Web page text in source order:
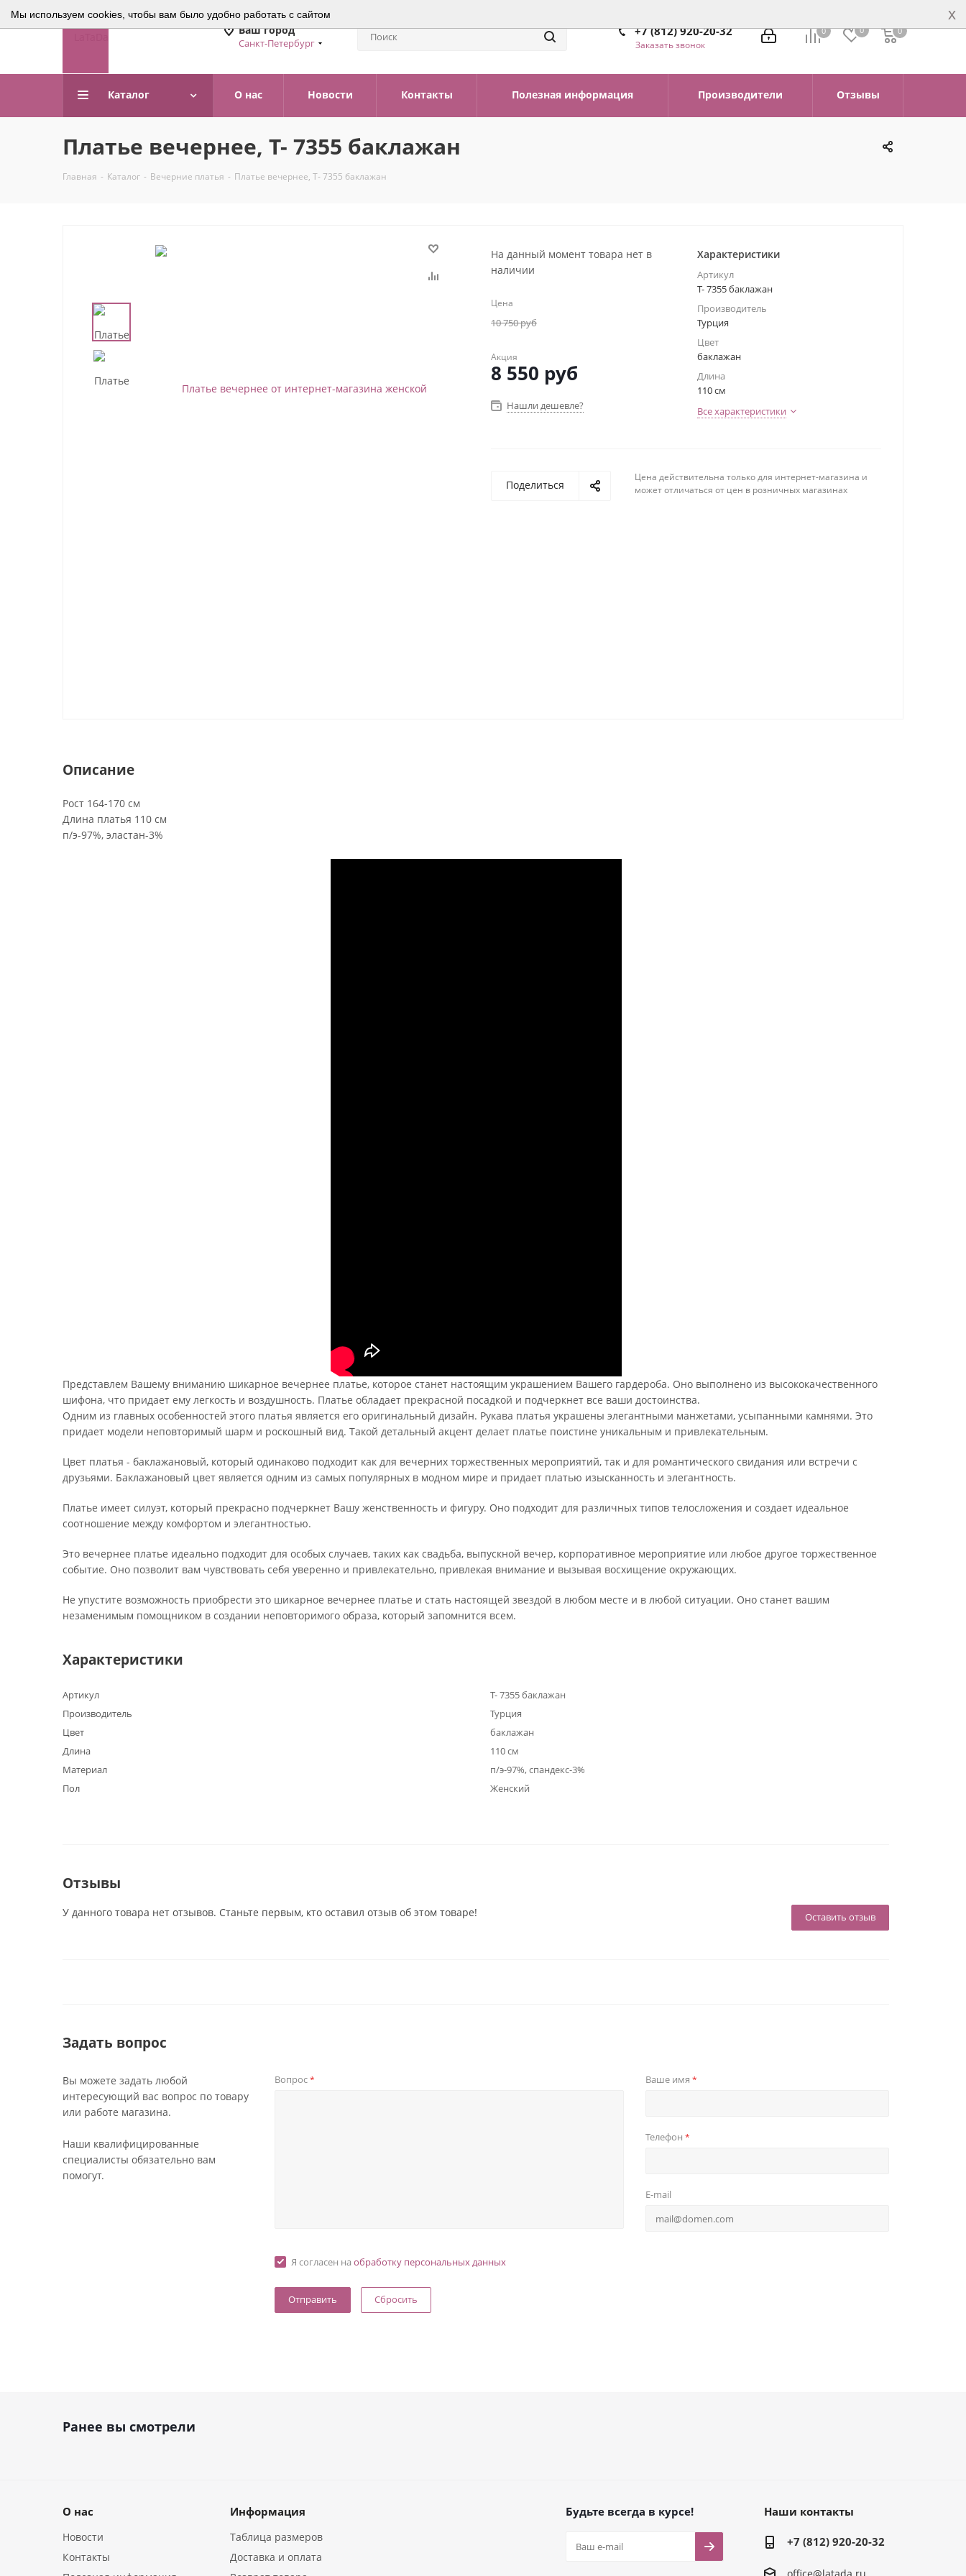
Мы используем cookies, чтобы вам было удобно работать с сайтом x
Ваш город
Санкт-Петербург
0 0 0
0
+7 (812) 920-20-32
Заказать звонок
Каталог О нас Новости Контакты Полезная информация Производители Отзывы
Платье вечернее, Т- 7355 баклажан
Главная - Каталог - Вечерние платья - Платье вечернее, Т- 7355 баклажан
На данный момент товара нет в
наличии
Цена
10 750руб
Акция
8 550 руб
Нашли дешевле?
Характеристики
Артикул
Т- 7355 баклажан
Производитель
Турция
Цвет
баклажан
Длина
110 см
Все характеристики
Поделиться
Цена действительна только для интернет-магазина и
может отличаться от цен в розничных магазинах
Описание
Рост 164-170 см
Длина платья 110 см
п/э-97%, эластан-3%
Представлем Вашему вниманию шикарное вечернее платье, которое станет настоящим украшением Вашего гардероба. Оно выполнено из высококачественного
шифона, что придает ему легкость и воздушность. Платье обладает прекрасной посадкой и подчеркнет все ваши достоинства.
Одним из главных особенностей этого платья является его оригинальный дизайн. Рукава платья украшены элегантными манжетами, усыпанными камнями. Это
придает модели неповторимый шарм и роскошный вид. Такой детальный акцент делает платье поистине уникальным и привлекательным.
Цвет платья - баклажановый, который одинаково подходит как для вечерних торжественных мероприятий, так и для романтического свидания или встречи с
друзьями. Баклажановый цвет является одним из самых популярных в модном мире и придает платью изысканность и элегантность.
Платье имеет силуэт, который прекрасно подчеркнет Вашу женственность и фигуру. Оно подходит для различных типов телосложения и создает идеальное
соотношение между комфортом и элегантностью.
Это вечернее платье идеально подходит для особых случаев, таких как свадьба, выпускной вечер, корпоративное мероприятие или любое другое торжественное
событие. Оно позволит вам чувствовать себя уверенно и привлекательно, привлекая внимание и вызывая восхищение окружающих.
Не упустите возможность приобрести это шикарное вечернее платье и стать настоящей звездой в любом месте и в любой ситуации. Оно станет вашим
незаменимым помощником в создании неповторимого образа, который запомнится всем.
Характеристики
Артикул
Т- 7355 баклажан
Производитель
Турция
Цвет
баклажан
Длина
110 см
Материал
п/э-97%, спандекс-3%
Пол
Женский
Отзывы
Оставить отзыв
У данного товара нет отзывов. Станьте первым, кто оставил отзыв об этом товаре!
Задать вопрос
Вы можете задать любой
интересующий вас вопрос по товару
или работе магазина.
Наши квалифицированные
специалисты обязательно вам
помогут.
Вопрос* Ваше имя*
Телефон*
E-mail
Я согласен на обработку персональных данных
Сбросить
Ранее вы смотрели
О нас
Новости
Контакты
Информация
Таблица размеров
Доставка и оплата
Будьте всегда в курсе! Наши контакты
+7 (812) 920-20-32